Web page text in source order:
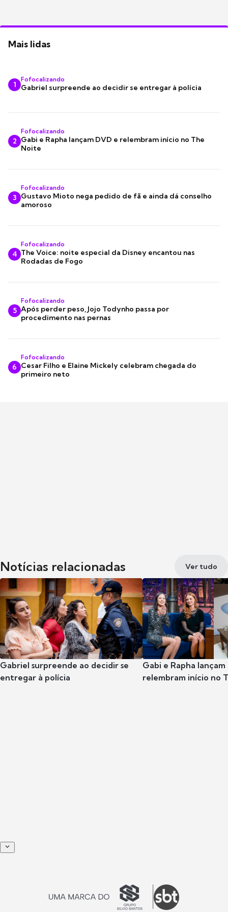
Mais lidas
1
Fofocalizando
Gabriel surpreende ao decidir se entregar à polícia
2
Fofocalizando
Gabi e Rapha lançam DVD e relembram início no The
Noite
3
Fofocalizando
Gustavo Mioto nega pedido de fã e ainda dá conselho
amoroso
4
Fofocalizando
The Voice: noite especial da Disney encantou nas
Rodadas de Fogo
5
Fofocalizando
Após perder peso, Jojo Todynho passa por
procedimento nas pernas
6
Fofocalizando
Cesar Filho e Elaine Mickely celebram chegada do
primeiro neto
Notícias relacionadas Ver tudo
Gabriel surpreende ao decidir se
entregar à polícia
Gabi e Rapha
relembram início no